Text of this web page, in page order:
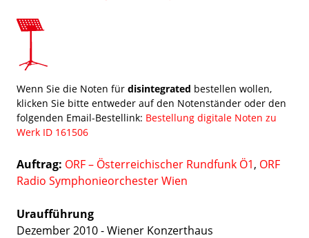
Wenn Sie die Noten für disintegrated bestellen wollen,
klicken Sie bitte entweder auf den Notenständer oder den
folgenden Email-Bestellink: Bestellung digitale Noten zu
Werk ID 161506
Auftrag: ORF – Österreichischer Rundfunk Ö1, ORF
Radio Symphonieorchester Wien
Uraufführung
Dezember 2010 - Wiener Konzerthaus